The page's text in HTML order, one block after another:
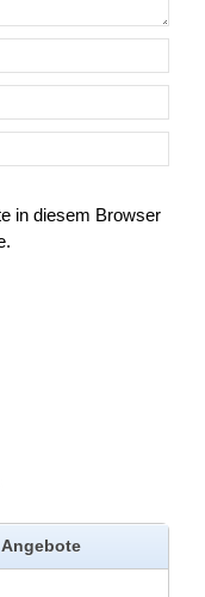
in diesem Browser
Angebote